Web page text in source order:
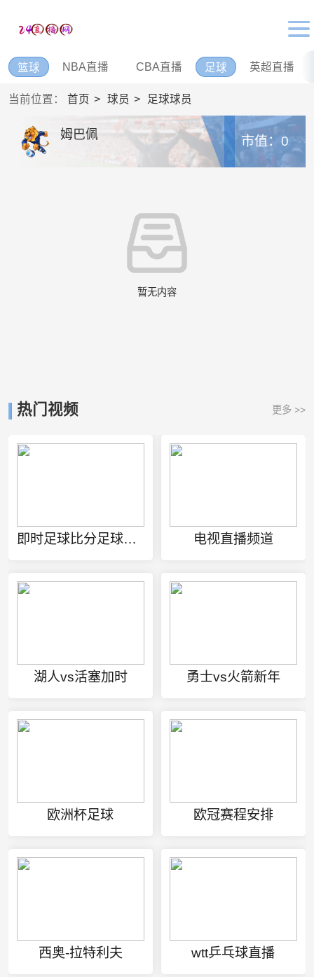
篮球 NBA直播 CBA直播 足球 英超直播
当前位置： 首页 球员 足球球员
姆巴佩 市值：0
暂无内容
热门视频 更多 >>
即时足球比分足球比赛结果淘宝 电视直播频道
湖人vs活塞加时 勇士vs火箭新年
欧洲杯足球 欧冠赛程安排
西奥-拉特利夫 wtt乒乓球直播